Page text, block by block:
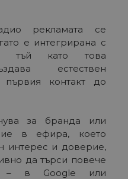
рекламата се
е интегрирана с
тъй като това
естествен
първия контакт до
за бранда или
в ефира, което
интерес и доверие,
да търси повече
– в Google или